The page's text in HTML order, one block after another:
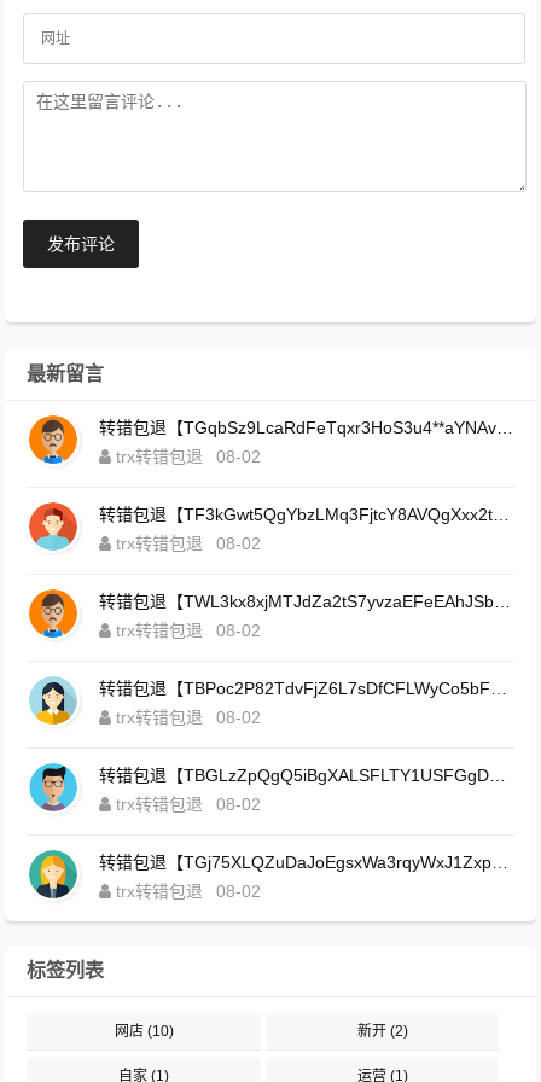
发布评论
最新留言
trx转错包退
08-02
trx转错包退
08-02
trx转错包退
08-02
trx转错包退
08-02
trx转错包退
08-02
trx转错包退
08-02
标签列表
网店(10) 新开(2)
自家 (1) 运营 (1)